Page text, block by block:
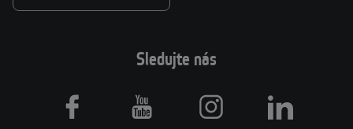
Sledujte nás
Facebook Youtube Instagram LinkedIn